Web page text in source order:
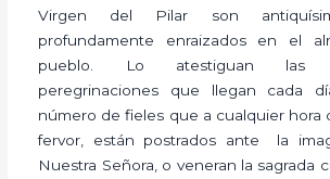
Virgen del Pilar son
profundamente enraizados en el
pueblo. Lo atestiguan las
peregrinaciones que llegan cada
número de fieles que a cualquier hora
fervor, están postrados ante la
Nuestra Señora, o veneran la sagrada